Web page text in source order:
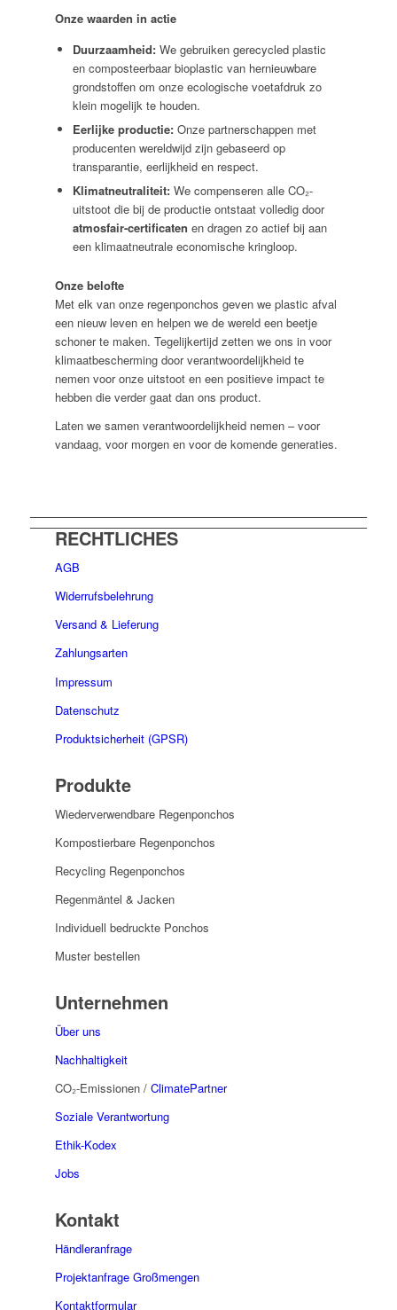
Onze waarden in actie
Duurzaamheid: We gebruiken gerecycled plastic
en composteerbaar bioplastic van hernieuwbare
grondstoffen om onze ecologische voetafdruk zo
klein mogelijk te houden.
Eerlijke productie: Onze partnerschappen met
producenten wereldwijd zijn gebaseerd op
transparantie, eerlijkheid en respect.
Klimatneutraliteit: We compenseren alle CO₂-
uitstoot die bij de productie ontstaat volledig door
atmosfair-certificaten en dragen zo actief bij aan
een klimaatneutrale economische kringloop.
Onze belofte
Met elk van onze regenponchos geven we plastic afval
een nieuw leven en helpen we de wereld een beetje
schoner te maken. Tegelijkertijd zetten we ons in voor
klimaatbescherming door verantwoordelijkheid te
nemen voor onze uitstoot en een positieve impact te
hebben die verder gaat dan ons product.
Laten we samen verantwoordelijkheid nemen – voor
vandaag, voor morgen en voor de komende generaties.
RECHTLICHES
AGB
Widerrufsbelehrung
Versand & Lieferung
Zahlungsarten
Impressum
Datenschutz
Produktsicherheit (GPSR)
Produkte
Wiederverwendbare Regenponchos
Kompostierbare Regenponchos
Recycling Regenponchos
Regenmäntel & Jacken
Individuell bedruckte Ponchos
Muster bestellen
Unternehmen
Über uns
Nachhaltigkeit
CO₂-Emissionen /ClimatePartner
Soziale Verantwortung
Ethik-Kodex
Jobs
Kontakt
Händleranfrage
Projektanfrage Großmengen
Kontaktformular